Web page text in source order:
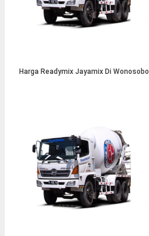
Harga Readymix Jayamix Di Wonosobo